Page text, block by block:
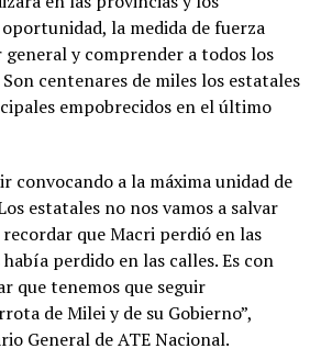
la medida de fuerza
y comprender a todos los
centenares de miles los estatales
empobrecidos en el último
convocando a la máxima unidad de
estatales no nos vamos a salvar
recordar que Macri perdió en las
perdido en las calles. Es con
que tenemos que seguir
de Milei y de su Gobierno”,
General de ATE Nacional.